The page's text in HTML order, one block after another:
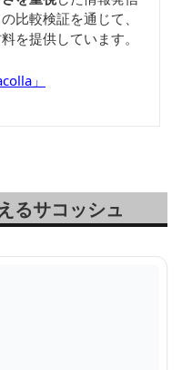
比較検証を通じて、
を提供しています。
」
るサコッシュ